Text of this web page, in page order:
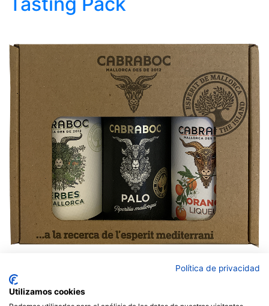
28,80 €
Baleares envío gratuito. Península y Portugal
Política de privacidad
Utilizamos cookies